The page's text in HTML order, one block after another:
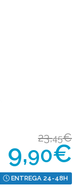
23,45€
9,90€
ENTREGA 24-48H